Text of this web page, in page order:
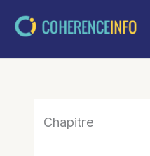
Chapitre